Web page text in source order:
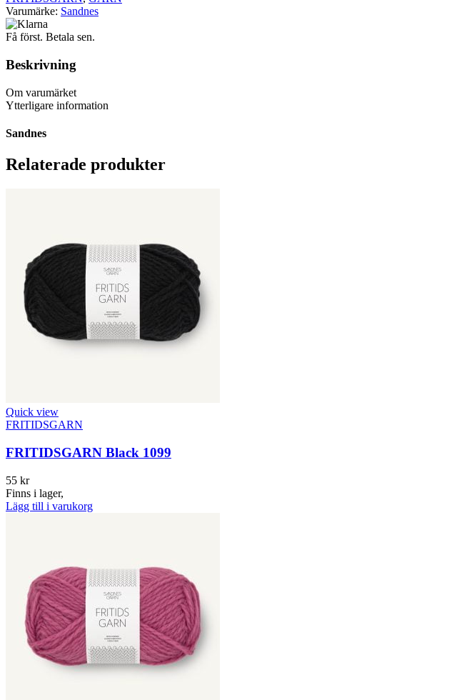
Varumärke: Sandnes
Få först. Betala sen.
Beskrivning
Om varumärket
Ytterligare information
Sandnes
Relaterade produkter
Quick view
FRITIDSGARN
FRITIDSGARN Black 1099
55 kr
Finns i lager,
Lägg till i varukorg